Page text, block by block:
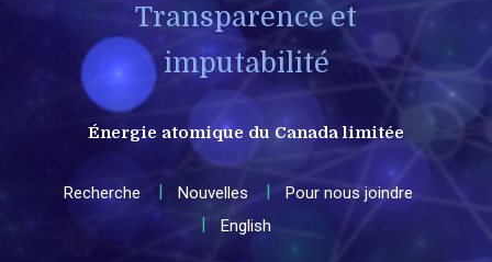
Transparence et
imputabilité
Énergie atomique du Canada limitée
Recherche Nouvelles
Pour nous joindre
English